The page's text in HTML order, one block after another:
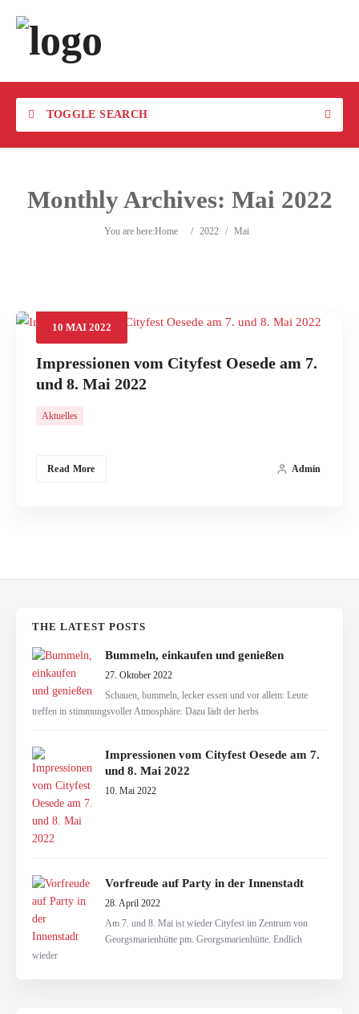
TOGGLE SEARCH
Search
Monthly Archives: Mai 2022
You are here:Home / 2022 / Mai
10 MAI 2022
Impressionen vom Cityfest Oesede am 7.
und 8. Mai 2022
Aktuelles
Read More Admin
THE LATEST POSTS
Bummeln, einkaufen und genießen
27. Oktober 2022
Schauen, bummeln, lecker essen und vor allem: Leute
treffen in stimmungsvoller Atmosphäre: Dazu lädt der herbs
Impressionen vom Cityfest Oesede am 7.
und 8. Mai 2022
10. Mai 2022
Vorfreude auf Party in der Innenstadt
28. April 2022
Am 7. und 8. Mai ist wieder Cityfest im Zentrum von
Georgsmarienhütte pm. Georgsmarienhütte. Endlich
wieder